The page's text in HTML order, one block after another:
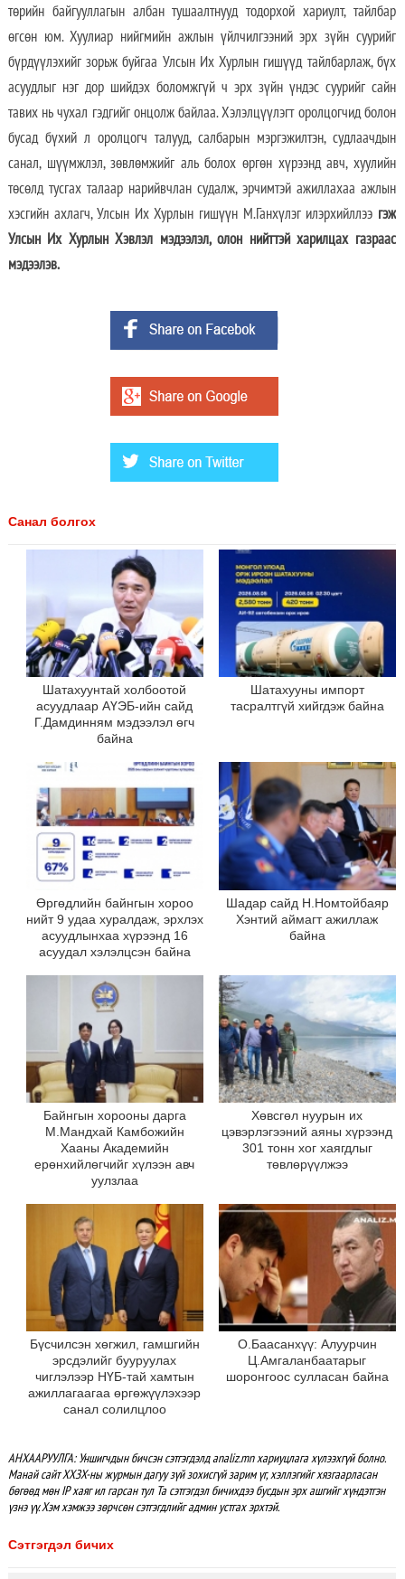
төрийн байгууллагын албан тушаалтнууд тодорхой хариулт, тайлбар
өгсөн юм. Хуулиар нийгмийн ажлын үйлчилгээний эрх зүйн суурийг
бүрдүүлэхийг зорьж буйгаа Улсын Их Хурлын гишүүд тайлбарлаж, бүх
асуудлыг нэг дор шийдэх боломжгүй ч эрх зүйн үндэс суурийг сайн
тавих нь чухал гэдгийг онцолж байлаа. Хэлэлцүүлэгт оролцогчид болон
бусад бүхий л оролцогч талууд, салбарын мэргэжилтэн, судлаачдын
санал, шүүмжлэл, зөвлөмжийг аль болох өргөн хүрээнд авч, хуулийн
төсөлд тусгах талаар нарийвчлан судалж, эрчимтэй ажиллахаа ажлын
хэсгийн ахлагч, Улсын Их Хурлын гишүүн М.Ганхүлэг илэрхийллээ гэж
Улсын Их Хурлын Хэвлэл мэдээлэл, олон нийттэй харилцах газраас
мэдээлэв.
Санал болгох
Шатахуунтай холбоотой
асуудлаар АҮЭБ-ийн сайд
Г.Дамдинням мэдээлэл өгч
байна
Шатахууны импорт
тасралтгүй хийгдэж байна
Өргөдлийн байнгын хороо
нийт 9 удаа хуралдаж, эрхлэх
асуудлынхаа хүрээнд 16
асуудал хэлэлцсэн байна
Шадар сайд Н.Номтойбаяр
Хэнтий аймагт ажиллаж
байна
Байнгын хорооны дарга
М.Мандхай Камбожийн
Хааны Академийн
ерөнхийлөгчийг хүлээн авч
уулзлаа
Хөвсгөл нуурын их
цэвэрлэгээний аяны хүрээнд
301 тонн хог хаягдлыг
төвлөрүүлжээ
Бүсчилсэн хөгжил, гамшгийн
эрсдэлийг бууруулах
чиглэлээр НҮБ-тай хамтын
ажиллагаагаа өргөжүүлэхээр
санал солилцлоо
О.Баасанхүү: Алуурчин
Ц.Амгаланбаатарыг
шоронгоос сулласан байна
АНХААРУУЛГА: Уншигчдын бичсэн сэтгэгдэлд analiz.mn хариуцлага хүлээхгүй болно.
Манай сайт ХХЗХ-ны журмын дагуу зүй зохисгүй зарим үг, хэллэгийг хязгаарласан
бөгөөд мөн IP хаяг ил гарсан тул Та сэтгэгдэл бичихдээ бусдын эрх ашгийг хүндэтгэн
үзнэ үү. Хэм хэмжээ зөрчсөн сэтгэгдлийг админ устгах эрхтэй.
Сэтгэгдэл бичих